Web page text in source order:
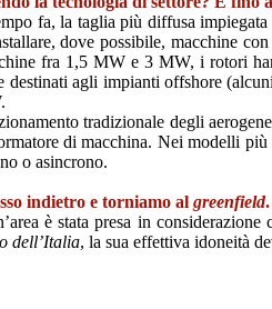
fa, la taglia più diffusa
dove possibile, macchine
fra 1,5 MW e 3 MW, i rotori
destinati agli impianti offshore
tradizionale degli
di macchina. Nei modelli
o asincrono.
indietro e torniamo al greenfield
è stata presa in
dell’Italia, la sua effettiva idoneità